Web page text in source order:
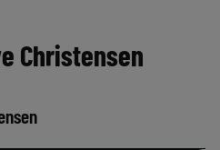
Christensen